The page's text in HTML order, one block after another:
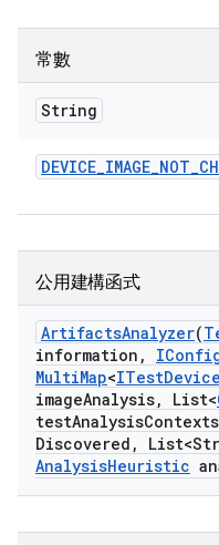
常數
String
DEVICE_IMAGE_NOT_
公用建構函式
ArtifactsAnalyzer(
information ,
MultiMap<ITestDevice
imageAnalysis, List<
testAnalysisContexts
Discovered ,
AnalysisHeuristic